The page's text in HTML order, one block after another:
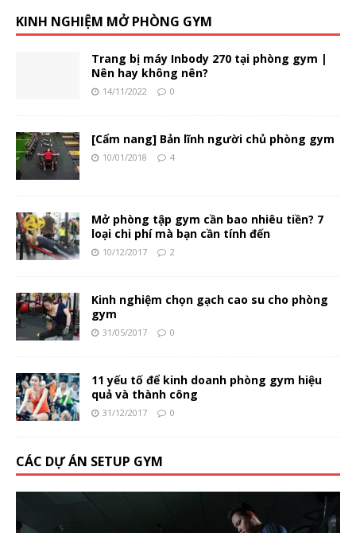
KINH NGHIỆM MỞ PHÒNG GYM
Trang bị máy Inbody 270 tại phòng gym |
Nên hay không nên?
14/11/2022 0
[Cẩm nang] Bản lĩnh người chủ phòng gym
10/01/2018 4
Mở phòng tập gym cần bao nhiêu tiền? 7
loại chi phí mà bạn cần tính đến
10/12/2017 2
Kinh nghiệm chọn gạch cao su cho phòng
gym
31/05/2017 0
11 yếu tố để kinh doanh phòng gym hiệu
quả và thành công
31/12/2017 0
CÁC DỰ ÁN SETUP GYM